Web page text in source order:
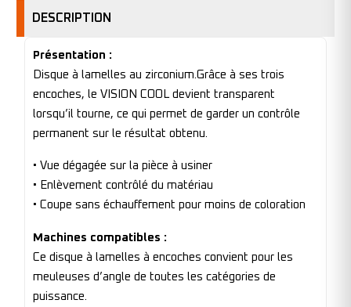
DESCRIPTION
Présentation :
Disque à lamelles au zirconium.Grâce à ses trois
encoches, le VISION COOL devient transparent
lorsqu’il tourne, ce qui permet de garder un contrôle
permanent sur le résultat obtenu.
• Vue dégagée sur la pièce à usiner
• Enlèvement contrôlé du matériau
• Coupe sans échauffement pour moins de coloration
Machines compatibles :
Ce disque à lamelles à encoches convient pour les
meuleuses d’angle de toutes les catégories de
puissance.